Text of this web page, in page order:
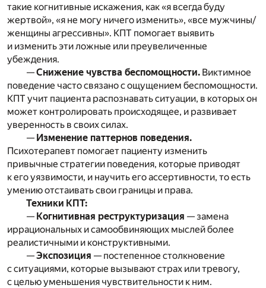
такие когнитивные искажения, как «я всегда буду
жертвой», «я не могу ничего изменить», «все мужчины/
женщины агрессивны». КПТ помогает выявить
и изменить эти ложные или преувеличенные
убеждения.
—Снижение чувства беспомощности. Виктимное
поведение часто связано с ощущением беспомощности.
КПТ учит пациента распознавать ситуации, в которых он
может контролировать происходящее, и развивает
уверенность в своих силах.
— Изменение паттернов поведения.
Психотерапевт помогает пациенту изменить
привычные стратегии поведения, которые приводят
к его уязвимости, и научить его ассертивности, то есть
умению отстаивать свои границы и права.
Техники КПТ:
— Когнитивная реструктуризация — замена
иррациональных и самообвиняющих мыслей более
реалистичными и конструктивными.
—Экспозиция — постепенное столкновение
с ситуациями, которые вызывают страх или тревогу,
с целью уменьшения чувствительности к ним.